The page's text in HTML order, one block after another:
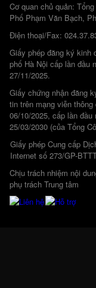
Cơ quan chủ quản:
Phố Phạm Văn Bạch,
Điện thoại/Fax:
Giấy phép đăng ký kinh
phố Hà Nội cấp lần đầu
27/11/2025.
Giấy chứng nhận đăng
tin trên mạng viễn
06/10/2025, cấp lần
25/03/2030 (của Tổng
Giấy phép Cung cấp
Internet số 273/GP-
Chịu trách nhiệm nội
phụ trách Trung tâm